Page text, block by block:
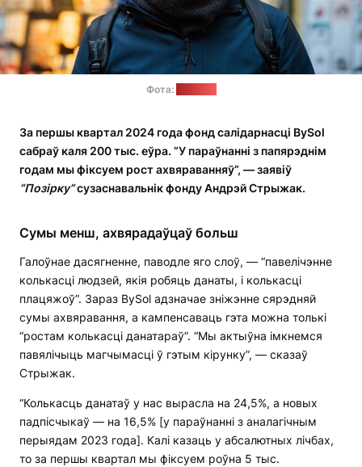
Фота:
За першы квартал 2024 года фонд салідарнасці BySol
сабраў каля 200 тыс. еўра. “У параўнанні з папярэднім
годам мы фіксуем рост ахвяраванняў”, — заявіў
“Позірку”сузаснавальнік фонду Андрэй Стрыжак.
Сумы менш, ахвярадаўцаў больш
Галоўнае дасягненне, паводле яго слоў, — “павелічэнне
колькасці людзей, якія робяць данаты, і колькасці
плацяжоў”. Зараз BySol адзначае зніжэнне сярэдняй
сумы ахвяравання, а кампенсаваць гэта можна толькі
“ростам колькасці данатараў”. “Мы актыўна імкнемся
павялічыць магчымасці ў гэтым кірунку”, — сказаў
Стрыжак.
“Колькасць данатаў у нас вырасла на 24,5%, а новых
падпісчыкаў — на 16,5% [у параўнанні з аналагічным
перыядам 2023 года]. Калі казаць у абсалютных лічбах,
то за першы квартал мы фіксуем роўна 5 тыс.